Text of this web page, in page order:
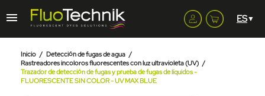
Inicio
Detección de fugas de agua
Rastreadores incoloros fluorescentes con luz ultravioleta (UV)
Trazador de detección de fugas y prueba de fugas de líquidos -
FLUORESCENTE SIN COLOR - UV MAX BLUE